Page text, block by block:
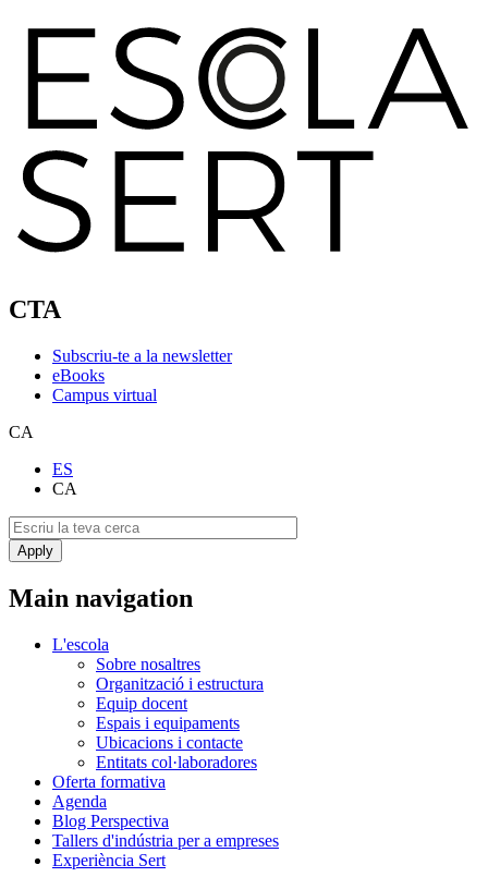
CTA
Subscriu-te a la newsletter
eBooks
Campus virtual
CA
ES
CA
Main navigation
L'escola
Sobre nosaltres
Organització i estructura
Equip docent
Espais i equipaments
Ubicacions i contacte
Entitats col·laboradores
Oferta formativa
Agenda
Blog Perspectiva
Tallers d'indústria per a empreses
Experiència Sert